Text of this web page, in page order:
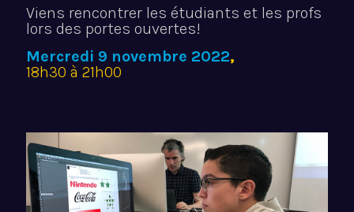
Viens rencontrer les étudiants et les profs
lors des portes ouvertes!
Mercredi 9 novembre 2022,
18h30 à 21h00